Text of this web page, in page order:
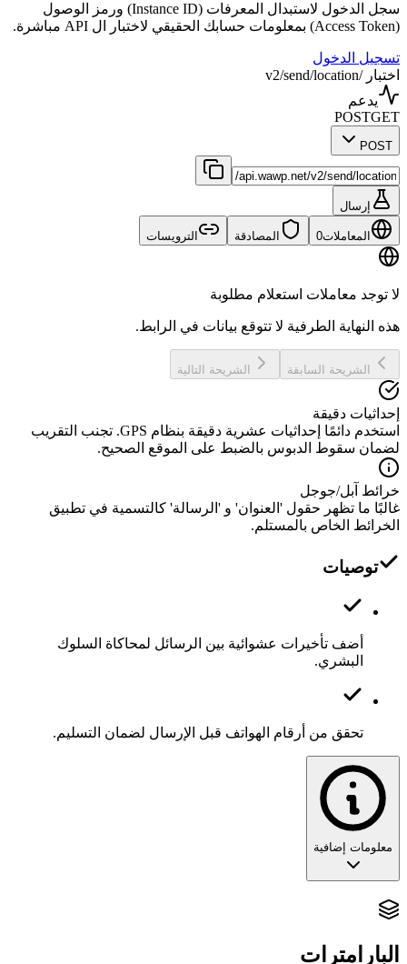
سجل الدخول لاستبدال المعرفات (Instance ID) ورمز الوصول
(Access Token) بمعلومات حسابك الحقيقي لاختبار ال API مباشرة.
تسجيل الدخول
اختبار /v2/send/location
يدعم
POSTGET
POST
إرسال
المعاملات0 المصادقة الترويسات
لا توجد معاملات استعلام مطلوبة
هذه النهاية الطرفية لا تتوقع بيانات في الرابط.
الشريحة السابقة الشريحة التالية
إحداثيات دقيقة
استخدم دائمًا إحداثيات عشرية دقيقة بنظام GPS. تجنب التقريب
لضمان سقوط الدبوس بالضبط على الموقع الصحيح.
خرائط آبل/جوجل
غالبًا ما تظهر حقول 'العنوان' و 'الرسالة' كالتسمية في تطبيق
الخرائط الخاص بالمستلم.
توصيات
أضف تأخيرات عشوائية بين الرسائل لمحاكاة السلوك
البشري.
تحقق من أرقام الهواتف قبل الإرسال لضمان التسليم.
معلومات إضافية
تحديد المواقع بدقة: إتقان محرك الموقع
البارامترات